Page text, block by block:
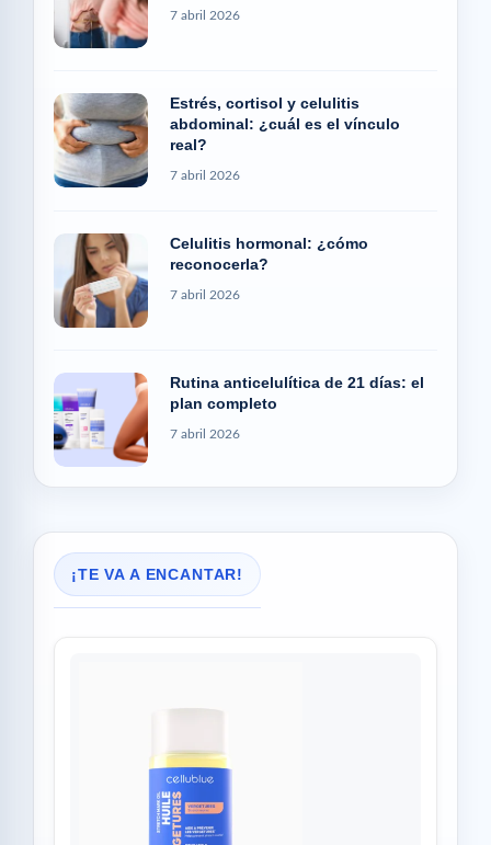
7 abril 2026
Estrés, cortisol y celulitis
abdominal: ¿cuál es el vínculo
real?
7 abril 2026
Celulitis hormonal: ¿cómo
reconocerla?
7 abril 2026
Rutina anticelulítica de 21 días: el
plan completo
7 abril 2026
¡TE VA A ENCANTAR!